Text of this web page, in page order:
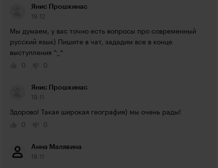
Янис Прошкинас
19:12
Мы думаем, у вас точно есть вопросы про современный
русский язык) Пишите в чат, зададим все в конце
выступления ^_^
0
0
Янис Прошкинас
19:11
Здорово! Такая широкая география) мы очень рады!
0
0
Анна Малявина
19:11